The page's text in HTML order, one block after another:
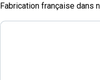
Fabrication française dans